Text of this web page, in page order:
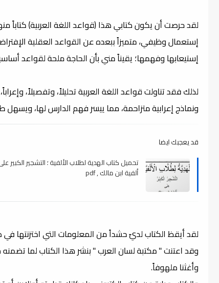
لقد حرصت أن يكون كتابي هذا (قواعد اللغة العربية) كتاباً
إستعمال وظيفي، متميزاً ببعده عن القواعد العقلية
إستيعابها وفهمها؛ يقيناً مني بأن الحاجة ملحة لقواعد
لذلك فقد تناولت قواعد اللغة العربية تحليلاً، وتفصيلاً،
ونماذج إعرابية متزاحمة، مما ييسر فهم الدارس لها،
قد يعجبك ايضا
تحميل كتاب الهدية لطلاب الألفية ؛ التشجير الكبير
ألفية ابن مالك , pdf
لقد أيقظ الكتاب لديّ حشداً من المعلومات التي اختزنتها في
وقد اعتنت " مكتبة لسان العرب " بنشر هذا الكتاب لما
وأغثنا ملهوفاً.